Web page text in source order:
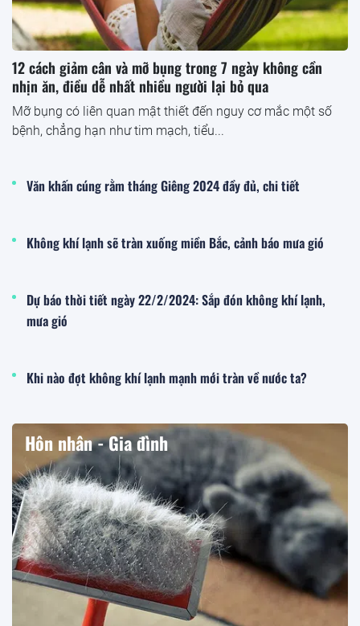
12 cách giảm cân và mỡ bụng trong 7 ngày không cần
nhịn ăn, điều dễ nhất nhiều người lại bỏ qua
Mỡ bụng có liên quan mật thiết đến nguy cơ mắc một số
bệnh, chẳng hạn như tim mạch, tiểu...
Văn khấn cúng rằm tháng Giêng 2024 đầy đủ, chi tiết
Không khí lạnh sẽ tràn xuống miền Bắc, cảnh báo mưa gió
Dự báo thời tiết ngày 22/2/2024: Sắp đón không khí lạnh,
mưa gió
Khi nào đợt không khí lạnh mạnh mới tràn về nước ta?
Hôn nhân - Gia đình